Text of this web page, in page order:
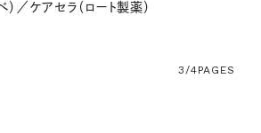
／ケアセラ（ロート製薬）
3/4PAGES